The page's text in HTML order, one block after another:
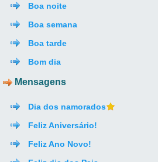
Boa noite
Boa semana
Boa tarde
Bom dia
Mensagens
Dia dos namorados
Feliz Aniversário!
Feliz Ano Novo!